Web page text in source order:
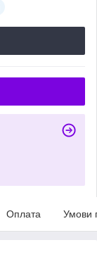
Оплата Умови